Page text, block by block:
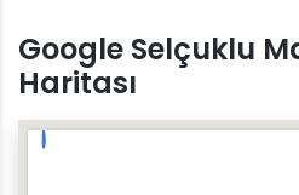
Google Selçuklu
Haritası